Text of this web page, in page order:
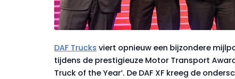
DAF Trucks viert opnieuw een bijzondere
tijdens de prestigieuze Motor Transport
Truck of the Year’. De DAF XF kreeg de